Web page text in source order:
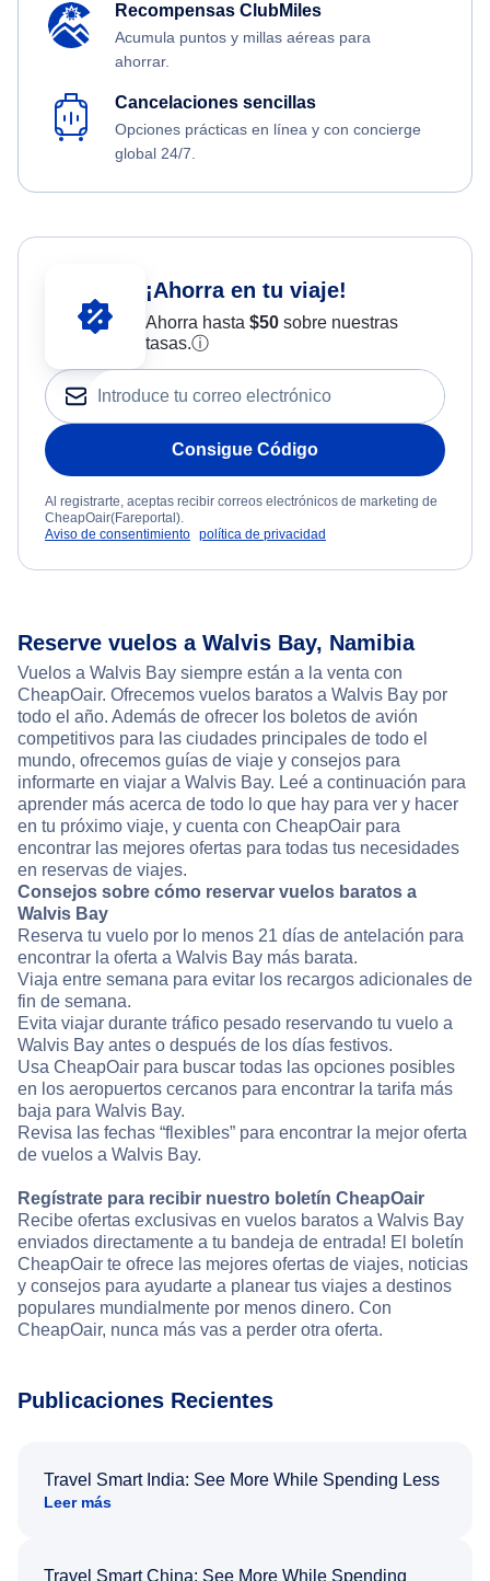
Recompensas ClubMiles
Acumula puntos y millas aéreas para
ahorrar.
Cancelaciones sencillas
Opciones prácticas en línea y con concierge
global 24/7.
¡Ahorra en tu viaje!
Ahorra hasta $50sobre nuestras
tasas.ⓘ
Consigue Código
Al registrarte, aceptas recibir correos electrónicos de marketing de
CheapOair(Fareportal).
Aviso de consentimiento política de privacidad
Reserve vuelos a Walvis Bay, Namibia
Vuelos a Walvis Bay siempre están a la venta con
CheapOair. Ofrecemos vuelos baratos a Walvis Bay por
todo el año. Además de ofrecer los boletos de avión
competitivos para las ciudades principales de todo el
mundo, ofrecemos guías de viaje y consejos para
informarte en viajar a Walvis Bay. Leé a continuación para
aprender más acerca de todo lo que hay para ver y hacer
en tu próximo viaje, y cuenta con CheapOair para
encontrar las mejores ofertas para todas tus necesidades
en reservas de viajes.
Consejos sobre cómo reservar vuelos baratos a
Walvis Bay
Reserva tu vuelo por lo menos 21 días de antelación para
encontrar la oferta a Walvis Bay más barata.
Viaja entre semana para evitar los recargos adicionales de
fin de semana.
Evita viajar durante tráfico pesado reservando tu vuelo a
Walvis Bay antes o después de los días festivos.
Usa CheapOair para buscar todas las opciones posibles
en los aeropuertos cercanos para encontrar la tarifa más
baja para Walvis Bay.
Revisa las fechas “flexibles” para encontrar la mejor oferta
de vuelos a Walvis Bay.
Regístrate para recibir nuestro boletín CheapOair
Recibe ofertas exclusivas en vuelos baratos a Walvis Bay
enviados directamente a tu bandeja de entrada! El boletín
CheapOair te ofrece las mejores ofertas de viajes, noticias
y consejos para ayudarte a planear tus viajes a destinos
populares mundialmente por menos dinero. Con
CheapOair, nunca más vas a perder otra oferta.
Publicaciones Recientes
Travel Smart India: See More While Spending Less
Leer más
Travel Smart China: See More While Spending